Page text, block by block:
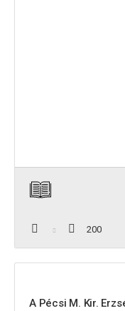
200
A Pécsi M. Kir.